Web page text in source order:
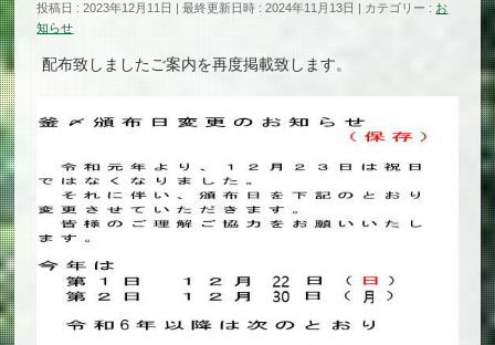
投稿日 : 2023年12月11日 最終更新日時 : 2024年11月13日 カテゴリー : お
知らせ
配布致しましたご案内を再度掲載致します。